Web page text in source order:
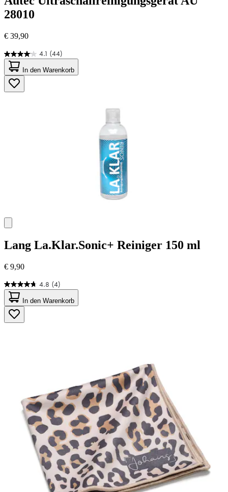
28010
€ 39,90
4.1 (44)
4.1
von
5
Sternen.
44
In den Warenkorb
Lang La.Klar.Sonic+ Reiniger 150 ml
€ 9,90
4.8 (4)
4.8
von
5
Sternen.
4
In den Warenkorb